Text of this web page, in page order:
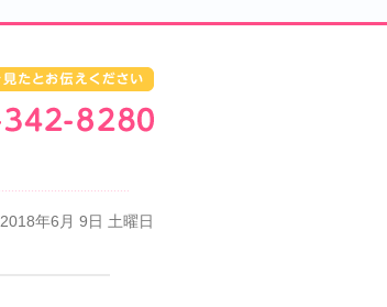
2018年6月 9日 土曜日